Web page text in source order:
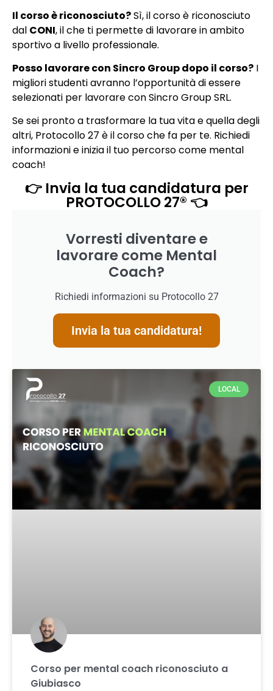
Il corso è riconosciuto?Sì, il corso è riconosciuto
dal CONI, il che ti permette di lavorare in ambito
sportivo a livello professionale.
Posso lavorare con Sincro Group dopo il corso? I
migliori studenti avranno l’opportunità di essere
selezionati per lavorare con Sincro Group SRL.
Se sei pronto a trasformare la tua vita e quella degli
altri, Protocollo 27 è il corso che fa per te. Richiedi
informazioni e inizia il tuo percorso come mental
coach!
👉 Invia la tua candidatura per
PROTOCOLLO 27® 👈
Vorresti diventare e
lavorare come Mental
Coach?
Richiedi informazioni su Protocollo 27
Invia la tua candidatura!
LOCAL
Corso per mental coach riconosciuto a
Giubiasco